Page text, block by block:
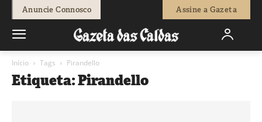
Anuncie Connosco Assine a Gazeta
Início Tags Pirandello
Etiqueta: Pirandello